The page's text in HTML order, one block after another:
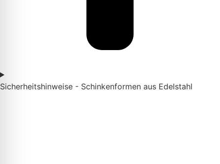
Sicherheitshinweise - Schinkenformen aus Edelstahl